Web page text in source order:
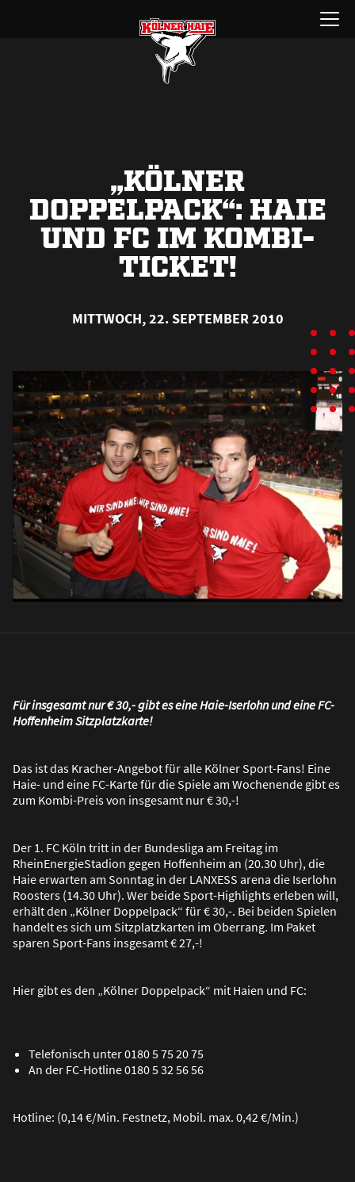
Menü
öffnen
„KÖLNER
DOPPELPACK“: HAIE
UND FC IM KOMBI-
TICKET!
MITTWOCH, 22. SEPTEMBER 2010
Für insgesamt nur € 30,- gibt es eine Haie-Iserlohn und eine FC-
Hoffenheim Sitzplatzkarte!
Das ist das Kracher-Angebot für alle Kölner Sport-Fans! Eine
Haie- und eine FC-Karte für die Spiele am Wochenende gibt es
zum Kombi-Preis von insgesamt nur € 30,-!
Der 1. FC Köln tritt in der Bundesliga am Freitag im
RheinEnergieStadion gegen Hoffenheim an (20.30 Uhr), die
Haie erwarten am Sonntag in der LANXESS arena die Iserlohn
Roosters (14.30 Uhr). Wer beide Sport-Highlights erleben will,
erhält den „Kölner Doppelpack“ für € 30,-. Bei beiden Spielen
handelt es sich um Sitzplatzkarten im Oberrang. Im Paket
sparen Sport-Fans insgesamt € 27,-!
Hier gibt es den „Kölner Doppelpack“ mit Haien und FC:
Telefonisch unter 0180 5 75 20 75
An der FC-Hotline 0180 5 32 56 56
Hotline: (0,14 €/Min. Festnetz, Mobil. max. 0,42 €/Min.)